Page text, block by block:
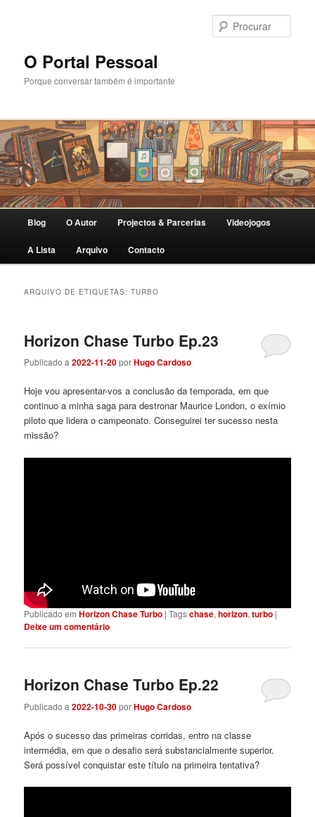
primário
secundárioO Portal Pessoal
Porque conversar também é importante
Blog O Autor Projectos & Parcerias Videojogos
A Lista Arquivo Contacto
ARQUIVO DE ETIQUETAS:TURBO
Horizon Chase Turbo Ep.23
Publicado a2022-11-20porHugo Cardoso
Hoje vou apresentar-vos a conclusão da temporada, em que
continuo a minha saga para destronar Maurice London, o exímio
piloto que lidera o campeonato. Conseguirei ter sucesso nesta
missão?
Publicado em Horizon Chase Turbo |Tagschase,horizon,turbo |
Deixe um comentário
Horizon Chase Turbo Ep.22
Publicado a2022-10-30porHugo Cardoso
Após o sucesso das primeiras corridas, entro na classe
intermédia, em que o desafio será substancialmente superior.
Será possível conquistar este título na primeira tentativa?